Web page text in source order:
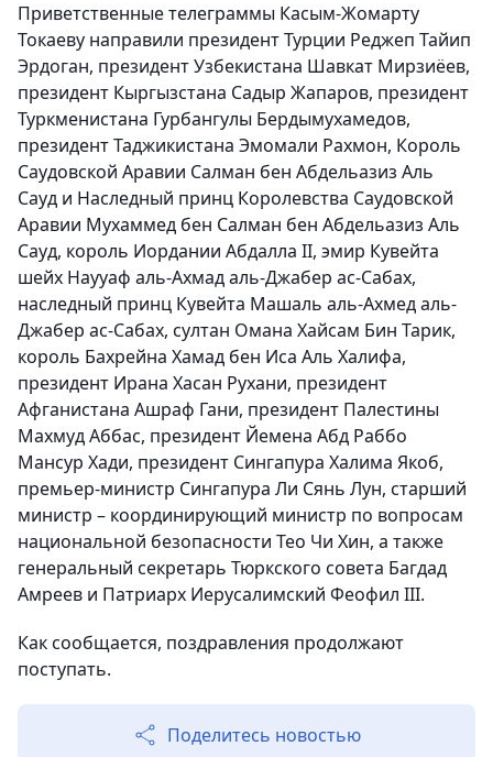
Приветственные телеграммы Касым-Жомарту
Токаеву направили президент Турции Реджеп Тайип
Эрдоган, президент Узбекистана Шавкат Мирзиёев,
президент Кыргызстана Садыр Жапаров, президент
Туркменистана Гурбангулы Бердымухамедов,
президент Таджикистана Эмомали Рахмон, Король
Саудовской Аравии Салман бен Абдельазиз Аль
Сауд и Наследный принц Королевства Саудовской
Аравии Мухаммед бен Салман бен Абдельазиз Аль
Сауд, король Иордании Абдалла ІІ, эмир Кувейта
шейх Наууаф аль-Ахмад аль-Джабер ас-Сабах,
наследный принц Кувейта Машаль аль-Ахмед аль-
Джабер ас-Сабах, султан Омана Хайсам Бин Тарик,
король Бахрейна Хамад бен Иса Аль Халифа,
президент Ирана Хасан Рухани, президент
Афганистана Ашраф Гани, президент Палестины
Махмуд Аббас, президент Йемена Абд Раббо
Мансур Хади, президент Сингапура Халима Якоб,
премьер-министр Сингапура Ли Сянь Лун, старший
министр – координирующий министр по вопросам
национальной безопасности Тео Чи Хин, а также
генеральный секретарь Тюркского совета Багдад
Амреев и Патриарх Иерусалимский Феофил III.
Как сообщается, поздравления продолжают
поступать.
Поделитесь новостью